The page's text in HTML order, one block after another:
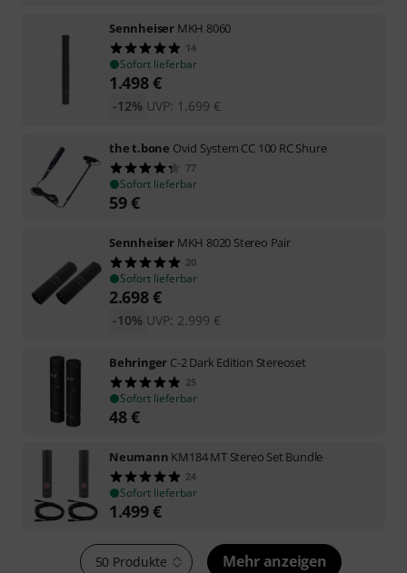
Sennheiser MKH 8060
14
Sofort lieferbar
1.498€
UVP: 1.699 €
-12%
the t.bone Ovid System CC 100 RC Shure
77
Sofort lieferbar
59€
Sennheiser MKH 8020 Stereo Pair
20
Sofort lieferbar
2.698€
UVP: 2.999 €
-10%
Behringer C-2 Dark Edition Stereoset
25
Sofort lieferbar
48€
Neumann KM184 MT Stereo Set Bundle
24
Sofort lieferbar
1.499€
50 Produkte Mehr anzeigen